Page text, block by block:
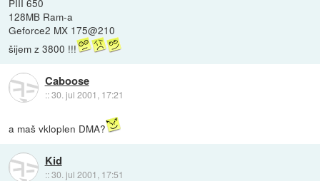
128MB Ram-a
Geforce2 MX 175@210
šijem z 3800 !!!
Caboose
::30. jul 2001, 17:21
a maš vkloplen DMA?
Kid
::30. jul 2001, 17:51